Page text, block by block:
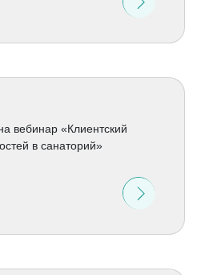
вебинар «Клиентский
в санаторий»